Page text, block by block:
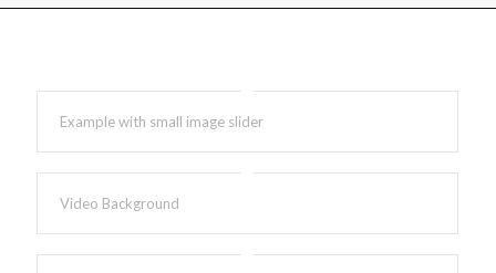
Example with small image slider
Video Background